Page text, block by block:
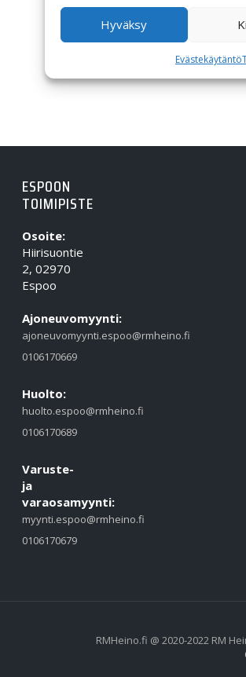
Hyväksy
Evästekäytäntö
ESPOON
TOIMIPISTE
Osoite:
Hiirisuontie
2, 02970
Espoo
Ajoneuvomyynti:
ajoneuvomyynti.espoo@rmheino.fi
0106170669
Huolto:
huolto.espoo@rmheino.fi
0106170689
Varuste-
ja
varaosamyynti:
myynti.espoo@rmheino.fi
0106170679
RMHeino.fi @ 2020-2022 RM